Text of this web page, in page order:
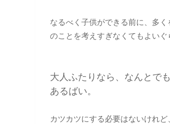
なるべく子供ができる前に、多
のことを考えすぎなくてもよいぐ
大人ふたりなら、なんとで
あるばい。
カツカツにする必要はないけれ